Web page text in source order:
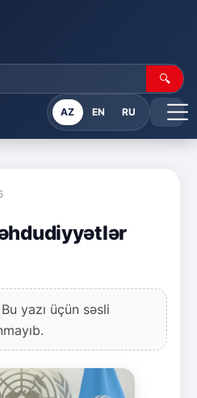
🔍
AZ EN RU
Bu yazı üçün səsli